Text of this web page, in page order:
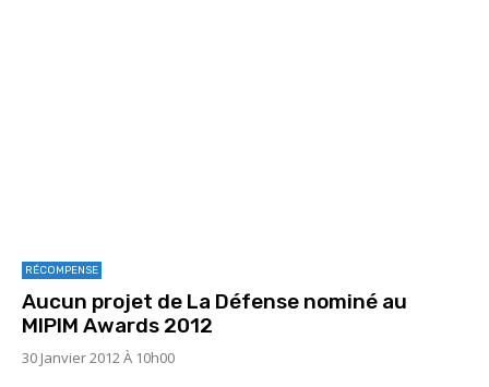
RÉCOMPENSE
Aucun projet de La Défense nominé au
MIPIM Awards 2012
30 Janvier 2012 À 10h00